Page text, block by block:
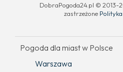
DobraPogoda24.pl © 2013-
zastrzeżone
Pogoda dla miast w Polsce
Warszawa